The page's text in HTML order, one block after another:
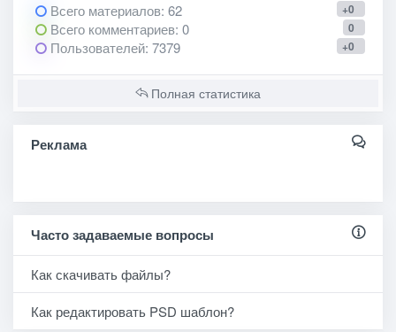
+0
Всего материалов: 62
0
Всего комментариев: 0
+0
Пользователей: 7379
Полная статистика
Реклама
Часто задаваемые вопросы
Как скачивать файлы?
Как редактировать PSD шаблон?